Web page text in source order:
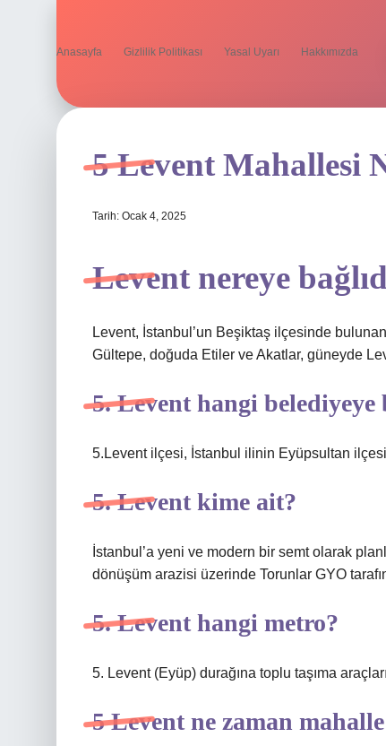
Anasayfa Gizlilik Politikası Yasal Uyarı Hakkımızda
5 Levent Mahallesi
Tarih: Ocak 4, 2025
Levent nereye
Levent, İstanbul’un Beşiktaş ilçesinde
Gültepe, doğuda Etiler ve Akatlar, güneyde
5. Levent hangi belediyeye
5.Levent ilçesi, İstanbul ilinin Eyüpsultan
5. Levent kime ait?
İstanbul’a yeni ve modern bir semt olarak
dönüşüm arazisi üzerinde Torunlar GYO
5. Levent hangi metro?
5. Levent (Eyüp) durağına toplu taşıma
5 Levent ne zaman